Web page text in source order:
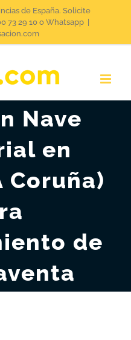
de España. Solicite
73 29 10 o Whatsapp
Nave
en
Coruña)
de